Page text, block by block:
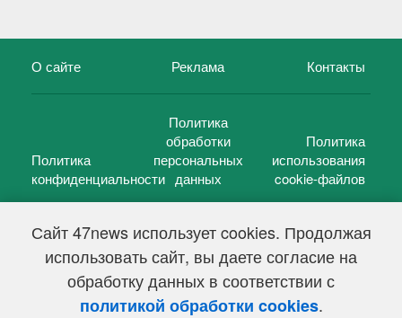
Сайт 47news использует cookies. Продолжая
использовать сайт, вы даете согласие на
обработку данных в соответствии с
политикой обработки cookies.
О сайте Реклама Контакты
Политика
конфиденциальности
Политика
обработки
персональных
данных
Политика
использования
cookie-файлов
47 новостей (47 news)2005 — 2026 г.
Свидетельство о регистрации СМИ Эл № ФС 77-39848, выдано
Федеральной службой по надзору в сфере связи,
информационных технологий и массовых коммуникаций